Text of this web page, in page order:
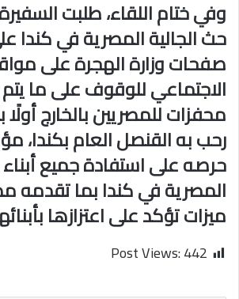
وفي ختام اللقاء، طلبت
حث الجالية المصرية في كندا
صفحات وزارة الهجرة على
الاجتماعي للوقوف على ما
محفزات للمصريين بالخارج
رحب به القنصل العام بكندا،
حرصه على استفادة جميع أبناء
المصرية في كندا بما تقدمه
ميزات تؤكد على اعتزازها
Post Views:442